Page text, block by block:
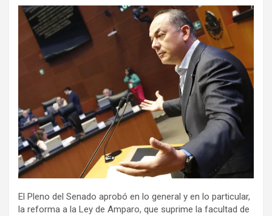
El Pleno del Senado aprobó en lo general y en lo particular,
la reforma a la Ley de Amparo, que suprime la facultad de